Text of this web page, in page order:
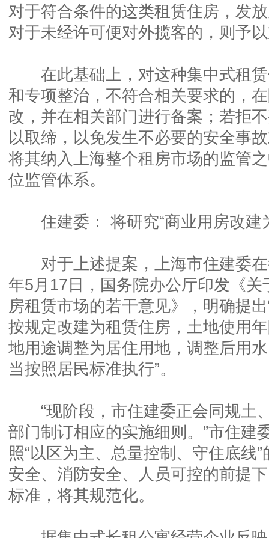
对于符合条件的这类租赁住房，发
对于未经许可便对外揽客的，则予
在此基础上，对这种集中式租赁
和专项整治，不符合相关要求的，
改，并在相关部门进行备案；若拒
以取缔，以免发生不必要的安全事
将其纳入上海整个租房市场的监管
位监管体系。
住建委： 将研究“商业用房改建
对于上述提案，上海市住建委在
年5月17日，国务院办公厅印发《
房租赁市场的若干意见》，明确提
按规定改建为租赁住房，土地使用
地用途调整为居住用地，调整后用
当按照居民标准执行”。
“现阶段，市住建委正会同规土
部门制订相应的实施细则。”市住建
照“以区为主、总量控制、守住底线
安全、消防安全、人员可控的前提
标准，将其规范化。